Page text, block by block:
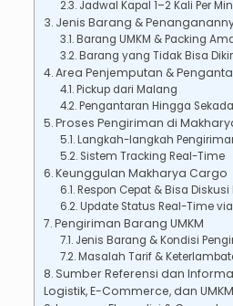
Jadwal Kapal 1–2 Kali Per
Jenis Barang &
Barang UMKM & Packing
Barang yang Tidak Bisa
Area Penjemputan &
Pickup dari Malang
Pengantaran Hingga
Proses Pengiriman di
Langkah-langkah
Sistem Tracking Real-Time
Keunggulan Makharya Cargo
Respon Cepat & Bisa
Update Status Real-Time
Pengiriman Barang UMKM
Jenis Barang & Kondisi
Masalah Tarif &
Sumber Referensi dan
Logistik, E-Commerce, dan